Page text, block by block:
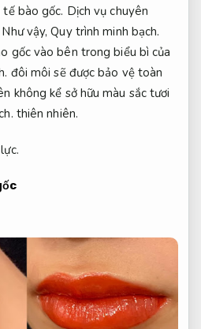
bào gốc. Dịch vụ chuyên
Như vậy,Quy trình minh bạch.
gốc vào bên trong biểu bì của
đôi môi sẽ được bảo vệ toàn
không kể sở hữu màu sắc tươi
thiên nhiên.